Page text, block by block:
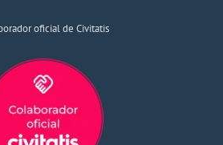
oficial de Civitatis